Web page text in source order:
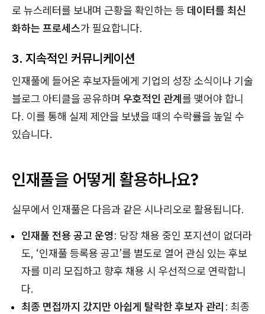
로 뉴스레터를 보내며 근황을 확인하는 등 데이터를 최신
화하는 프로세스가 필요합니다.
3. 지속적인 커뮤니케이션
인재풀에 들어온 후보자들에게 기업의 성장 소식이나 기술
블로그 아티클을 공유하며 우호적인 관계를 맺어야 합니
다. 이를 통해 실제 제안을 보냈을 때의 수락률을 높일 수
있습니다.
인재풀을 어떻게 활용하나요?
실무에서 인재풀은 다음과 같은 시나리오로 활용됩니다.
인재풀 전용 공고 운영: 당장 채용 중인 포지션이 없더라
도, ‘인재풀 등록용 공고’를 별도로 열어 관심 있는 후보
자를 미리 모집하고 향후 채용 시 우선적으로 연락합니
다.
최종 면접까지 갔지만 아쉽게 탈락한 후보자 관리 : 최종